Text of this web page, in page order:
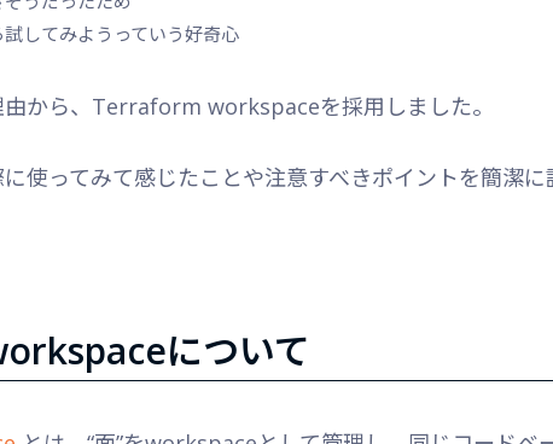
してみようっていう好奇心
から、Terraform workspaceを採用しました。
使ってみて感じたことや注意すべきポイントを簡潔
について